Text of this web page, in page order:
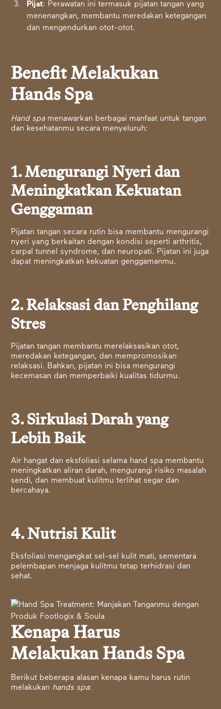
Pijat: Perawatan ini termasuk pijatan tangan yang
menenangkan, membantu meredakan ketegangan
dan mengendurkan otot-otot.
Benefit Melakukan
Hands Spa
Hand spamenawarkan berbagai manfaat untuk tangan
dan kesehatanmu secara menyeluruh:
1. Mengurangi Nyeri dan
Meningkatkan Kekuatan
Genggaman
Pijatan tangan secara rutin bisa membantu mengurangi
nyeri yang berkaitan dengan kondisi seperti arthritis,
carpal tunnel syndrome, dan neuropati. Pijatan ini juga
dapat meningkatkan kekuatan genggamanmu.
2. Relaksasi dan Penghilang
Stres
Pijatan tangan membantu merelaksasikan otot,
meredakan ketegangan, dan mempromosikan
relaksasi. Bahkan, pijatan ini bisa mengurangi
kecemasan dan memperbaiki kualitas tidurmu.
3. Sirkulasi Darah yang
Lebih Baik
Air hangat dan eksfoliasi selama hand spa membantu
meningkatkan aliran darah, mengurangi risiko masalah
sendi, dan membuat kulitmu terlihat segar dan
bercahaya.
4. Nutrisi Kulit
Eksfoliasi mengangkat sel-sel kulit mati, sementara
pelembapan menjaga kulitmu tetap terhidrasi dan
sehat.
Kenapa Harus
Melakukan Hands Spa
Berikut beberapa alasan kenapa kamu harus rutin
melakukan hands spa: